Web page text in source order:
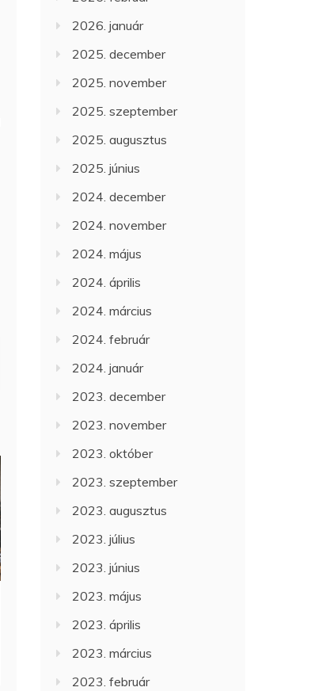
2026. január
2025. december
2025. november
2025. szeptember
2025. augusztus
2025. június
2024. december
2024. november
2024. május
2024. április
2024. március
2024. február
2024. január
2023. december
2023. november
2023. október
2023. szeptember
2023. augusztus
2023. július
2023. június
2023. május
2023. április
2023. március
2023. február